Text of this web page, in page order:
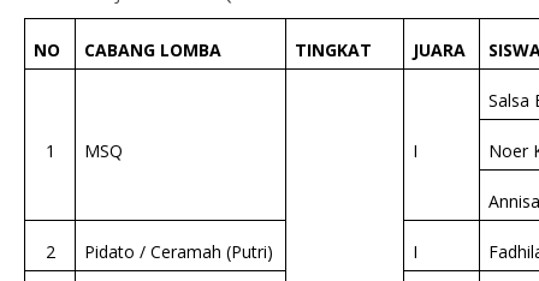
NO CABANG LOMBA TINGKAT JUARA
1 MSQ I
Salsa
Noer
2 Pidato / Ceramah (Putri) I